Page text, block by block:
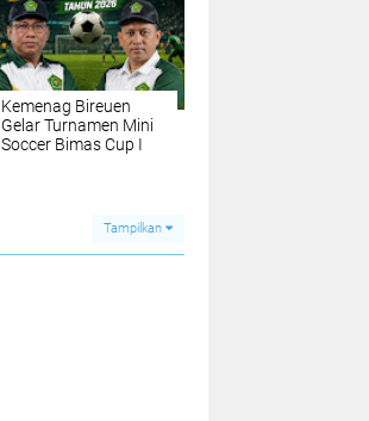
Kemenag Bireuen
Gelar Turnamen Mini
Soccer Bimas Cup I
Tampilkan